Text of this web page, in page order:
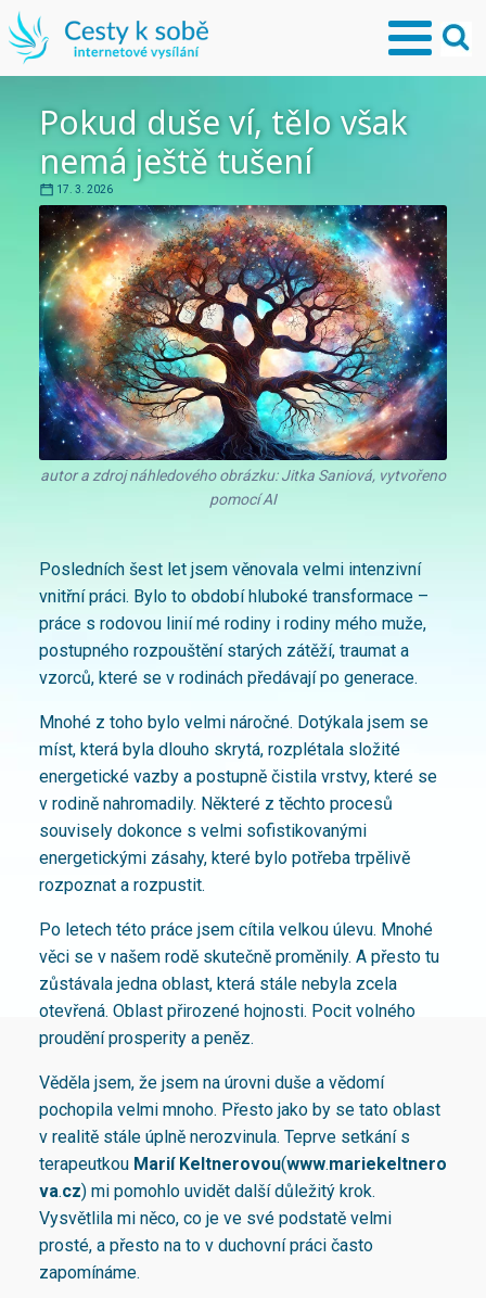
Pokud duše ví, tělo však
nemá ještě tušení
17. 3. 2026
autor a zdroj náhledového obrázku: Jitka Saniová, vytvořeno
pomocí AI
Posledních šest let jsem věnovala velmi intenzivní
vnitřní práci. Bylo to období hluboké transformace –
práce s rodovou linií mé rodiny i rodiny mého muže,
postupného rozpouštění starých zátěží, traumat a
vzorců, které se v rodinách předávají po generace.
Mnohé z toho bylo velmi náročné. Dotýkala jsem se
míst, která byla dlouho skrytá, rozplétala složité
energetické vazby a postupně čistila vrstvy, které se
v rodině nahromadily. Některé z těchto procesů
souvisely dokonce s velmi sofistikovanými
energetickými zásahy, které bylo potřeba trpělivě
rozpoznat a rozpustit.
Po letech této práce jsem cítila velkou úlevu. Mnohé
věci se v našem rodě skutečně proměnily. A přesto tu
zůstávala jedna oblast, která stále nebyla zcela
otevřená. Oblast přirozené hojnosti. Pocit volného
proudění prosperity a peněz.
Věděla jsem, že jsem na úrovni duše a vědomí
pochopila velmi mnoho. Přesto jako by se tato oblast
v realitě stále úplně nerozvinula. Teprve setkání s
terapeutkou Marií Keltnerovou(www.mariekeltnero
va.cz) mi pomohlo uvidět další důležitý krok.
Vysvětlila mi něco, co je ve své podstatě velmi
prosté, a přesto na to v duchovní práci často
zapomínáme.